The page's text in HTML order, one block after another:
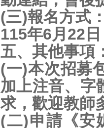
(三)報名方式
115年6月22
五、其他事項
(一)本次招募
加上注音、字
求，歡迎教師
(二)申請《安